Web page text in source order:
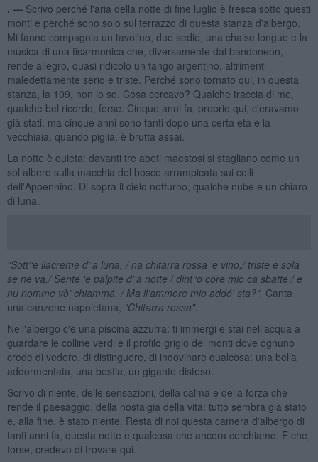
. — Scrivo perché l'aria della notte di fine luglio è fresca sotto questi
monti e perché sono solo sul terrazzo di questa stanza d'albergo.
Mi fanno compagnia un tavolino, due sedie, una chaise longue e la
musica di una fisarmonica che, diversamente dal bandoneon,
rende allegro, quasi ridicolo un tango argentino, altrimenti
maledettamente serio e triste. Perché sono tornato qui, in questa
stanza, la 109, non lo so. Cosa cercavo? Qualche traccia di me,
qualche bel ricordo, forse. Cinque anni fa, proprio qui, c'eravamo
già stati, ma cinque anni sono tanti dopo una certa età e la
vecchiaia, quando piglia, è brutta assai.
La notte è quieta: davanti tre abeti maestosi si stagliano come un
sol albero sulla macchia del bosco arrampicata sui colli
dell'Appennino. Di sopra il cielo notturno, qualche nube e un chiaro
di luna.
"Sott’‘e llacreme d’‘a luna, / na chitarra rossa ‘e vino,/ triste e sola
se ne va./ Sente ‘e palpite d’‘a notte / dint’‘o core mio ca sbatte / e
nu nomme vò’ chiammá. / Ma ll’ammore mio addó’sta?". Canta
una canzone napoletana, "Chitarra rossa".
Nell'albergo c'è una piscina azzurra: ti immergi e stai nell'acqua a
guardare le colline verdi e il profilo grigio dei monti dove ognuno
crede di vedere, di distinguere, di indovinare qualcosa: una bella
addormentata, una bestia, un gigante disteso.
Scrivo di niente, delle sensazioni, della calma e della forza che
rende il paesaggio, della nostalgia della vita: tutto sembra già stato
e, alla fine, è stato niente. Resta di noi questa camera d'albergo di
tanti anni fa, questa notte e qualcosa che ancora cerchiamo. E che,
forse, credevo di trovare qui.